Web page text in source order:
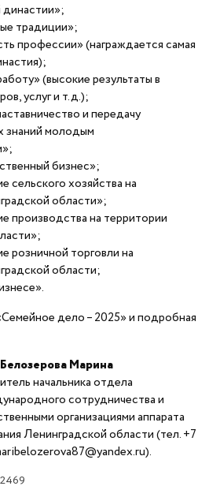
традиции»;
профессии» (награждается самая
(высокие результаты в
услуг и т.д.);
и передачу
знаний молодым
бизнес»;
сельского хозяйства на
области»;
производства на территории
розничной торговли на
области;
дело – 2025» и подробная
Белозерова Марина
начальника отдела
сотрудничества и
организациями аппарата
Ленинградской области (тел. +7
2469